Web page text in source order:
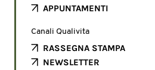
APPUNTAMENTI
Canali Qualivita
RASSEGNA STAMPA
NEWSLETTER